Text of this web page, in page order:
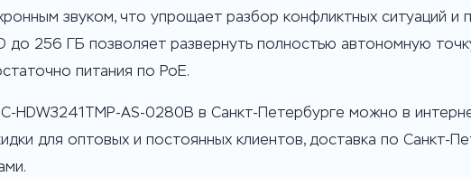
звуком, что упрощает разбор конфликтных ситуаций и
до 256 ГБ позволяет развернуть полностью автономную
питания по PoE.
HDW3241TMP-AS-0280B в Санкт-Петербурге можно в
для оптовых и постоянных клиентов, доставка по Санкт-